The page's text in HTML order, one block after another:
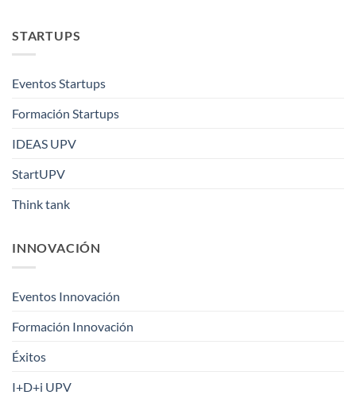
STARTUPS
Eventos Startups
Formación Startups
IDEAS UPV
StartUPV
Think tank
INNOVACIÓN
Eventos Innovación
Formación Innovación
Éxitos
I+D+i UPV